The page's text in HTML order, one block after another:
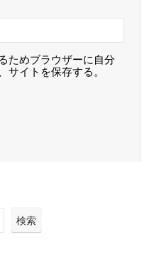
ためブラウザーに自分
サイトを保存する。
検索